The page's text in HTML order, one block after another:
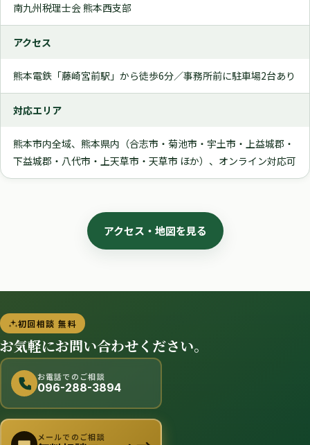
南九州税理士会 熊本西支部
アクセス
熊本電鉄「藤崎宮前駅」から徒歩6分／事務所前に駐車場2台あり
対応エリア
熊本市内全域、熊本県内（合志市・菊池市・宇土市・上益城郡・
下益城郡・八代市・上天草市・天草市 ほか）、オンライン対応可
アクセス・地図を見る
初回相談 無料
お気軽にお問い合わせください。
お電話でのご相談
096-288-3894
メールでのご相談